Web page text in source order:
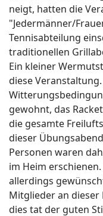
neigt, hatten die
"Jedermänner/
Tennisabteilung
traditionellen
Ein kleiner
diese
gewohnt, das
die gesamte
dieser
Personen waren
im Heim
allerdings
Mitglieder an
dies tat der guten